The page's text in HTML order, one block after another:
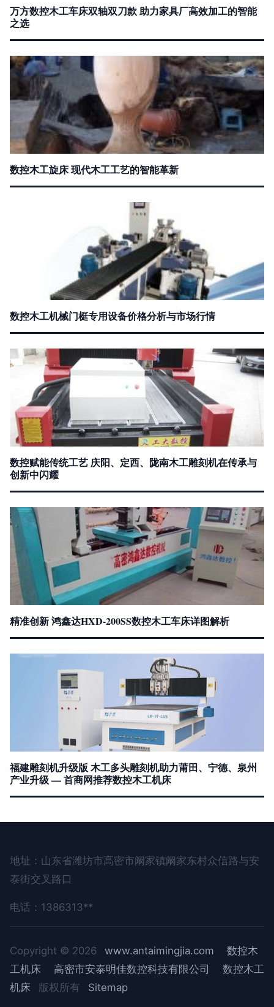
万方数控木工车床双轴双刀款 助力家具厂高效加工的智能
之选
数控木工旋床 现代木工工艺的智能革新
数控木工机械门梃专用设备价格分析与市场行情
数控赋能传统工艺 庆阳、定西、陇南木工雕刻机在传承与
创新中闪耀
精准创新 鸿鑫达HXD-200SS数控木工车床详图解析
福建雕刻机升级版 木工多头雕刻机助力莆田、宁德、泉州
产业升级 — 首商网推荐数控木工机床
地址：山东省潍坊市高密市阚家镇阚家东村众信路与安
泰街交叉路口
电话：1386313**
Copyright © 2026 www.antaimingjia.com
数控木
工机床
高密市安泰明佳数控科技有限公司
数控木工
机床
版权所有 Sitemap